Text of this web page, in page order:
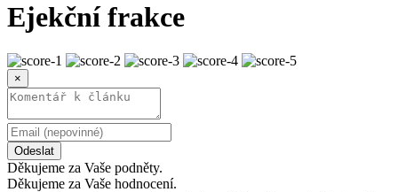
Ejekční frakce
×
Odeslat
Děkujeme za Vaše podněty.
Děkujeme za Vaše hodnocení.